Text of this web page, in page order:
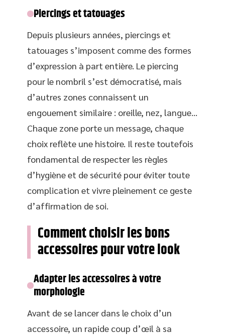
Piercings et tatouages
Depuis plusieurs années, piercings et
tatouages s’imposent comme des formes
d’expression à part entière. Le piercing
pour le nombril s’est démocratisé, mais
d’autres zones connaissent un
engouement similaire : oreille, nez, langue…
Chaque zone porte un message, chaque
choix reflète une histoire. Il reste toutefois
fondamental de respecter les règles
d’hygiène et de sécurité pour éviter toute
complication et vivre pleinement ce geste
d’affirmation de soi.
Comment choisir les bons
accessoires pour votre look
Adapter les accessoires à votre
morphologie
Avant de se lancer dans le choix d’un
accessoire, un rapide coup d’œil à sa